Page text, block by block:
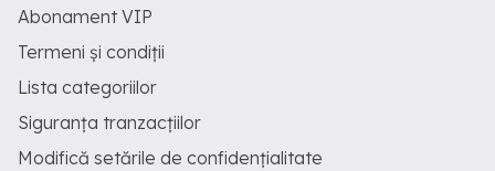
Abonament VIP
Termeni și condiții
Lista categoriilor
Siguranța tranzacțiilor
Modifică setările de confidențialitate